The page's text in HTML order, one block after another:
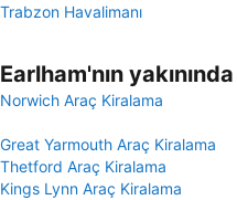
Trabzon Havalimanı
Earlham'nın yakınında
Norwich Araç Kiralama
Great Yarmouth Araç Kiralama
Thetford Araç Kiralama
Kings Lynn Araç Kiralama